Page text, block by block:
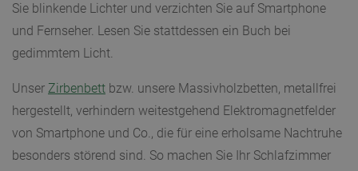
Sie blinkende Lichter und verzichten Sie auf Smartphone
und Fernseher. Lesen Sie stattdessen ein Buch bei
gedimmtem Licht.
Unser Zirbenbett bzw. unsere Massivholzbetten, metallfrei
hergestellt, verhindern weitestgehend Elektromagnetfelder
von Smartphone und Co., die für eine erholsame Nachtruhe
besonders störend sind. So machen Sie Ihr Schlafzimmer